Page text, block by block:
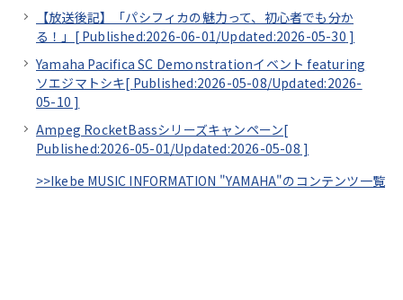
【放送後記】「パシフィカの魅力って、初心者でも分か
る！」[ Published:2026-06-01/Updated:2026-05-30 ]
Yamaha Pacifica SC Demonstrationイベント featuring
ソエジマトシキ[ Published:2026-05-08/Updated:2026-
05-10 ]
Ampeg RocketBassシリーズキャンペーン[
Published:2026-05-01/Updated:2026-05-08 ]
>>Ikebe MUSIC INFORMATION "YAMAHA"のコンテンツ一覧